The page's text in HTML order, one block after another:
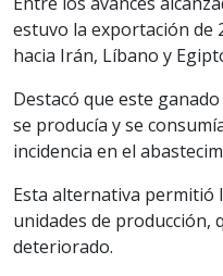
estuvo la exportación de
hacia Irán, Líbano y
Destacó que este
se producía y se
incidencia en el
Esta alternativa permitió
unidades de producción,
deteriorado.